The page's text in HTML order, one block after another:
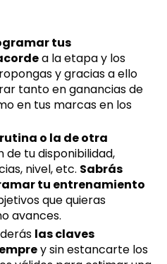
tus
a la etapa y los
y gracias a ello
tanto en ganancias de
en tus marcas en los
o la de otra
de tu disponibilidad,
nivel, etc. Sabrás
tu entrenamiento
que quieras
avances.
las claves
y sin estancarte los